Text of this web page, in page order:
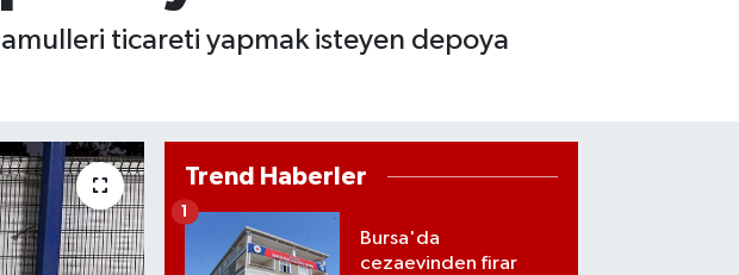
ticareti yapmak isteyen depoya
Trend Haberler
Bursa'da
cezaevinden firar
1